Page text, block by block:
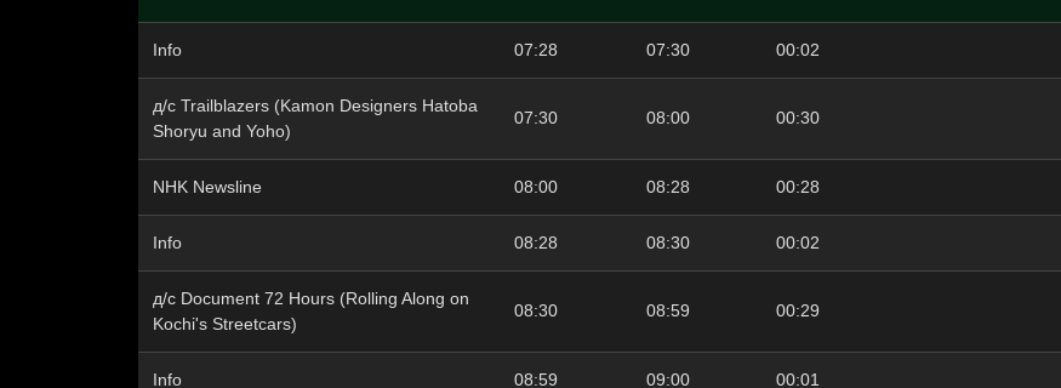
Info 07:28 07:30 00:02
д/с Trailblazers (Kamon Designers Hatoba
Shoryu and Yoho)
07:30 08:00 00:30
NHK Newsline 08:00 08:28 00:28
Info 08:28 08:30 00:02
д/с Document 72 Hours (Rolling Along on
Kochi's Streetcars)
08:30 08:59 00:29
Info 08:59 09:00 00:01